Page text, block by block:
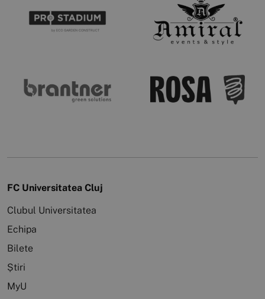
FC Universitatea Cluj
Clubul Universitatea
Echipa
Bilete
Știri
MyU